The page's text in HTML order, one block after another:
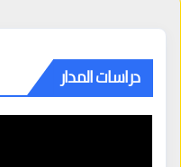
دراسات المدار